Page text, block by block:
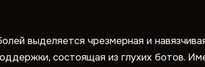
выделяется чрезмерная и
состоящая из глухих ботов.